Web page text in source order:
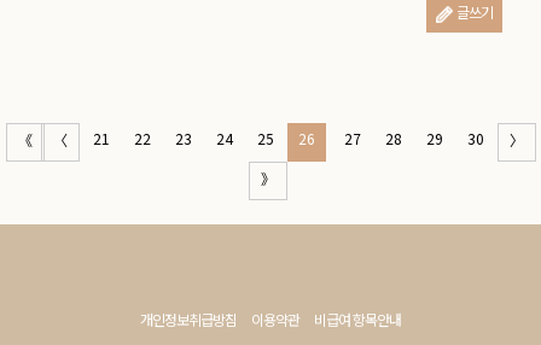
글쓰기
《 〈 21 22 23 24 25 26 27 28 29 30
〉
》
개인정보취급방침 이용약관 비급여 항목안내